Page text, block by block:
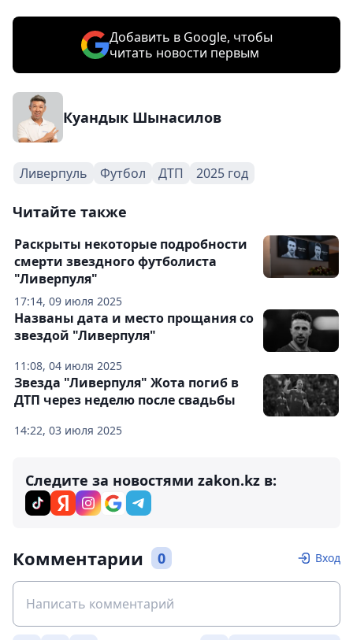
Добавить в Google, чтобы
читать новости первым
Куандык Шынасилов
Ливерпуль Футбол ДТП 2025 год
Читайте также
17:14, 09 июля 2025
Раскрыты некоторые подробности
смерти звездного футболиста
"Ливерпуля"
11:08, 04 июля 2025
Названы дата и место прощания со
звездой "Ливерпуля"
14:22, 03 июля 2025
Звезда "Ливерпуля" Жота погиб в
ДТП через неделю после свадьбы
Следите за новостями zakon.kz в:
Комментарии 0 Вход